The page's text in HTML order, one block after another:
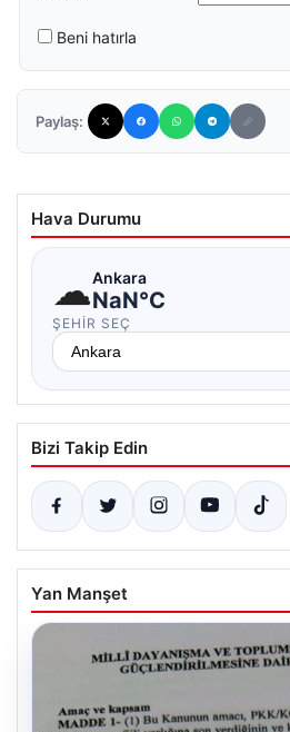
Beni hatırla
Paylaş:
Hava Durumu
☁Ankara
NaN°C
ŞEHIR SEÇ
Bizi Takip Edin
Yan Manşet